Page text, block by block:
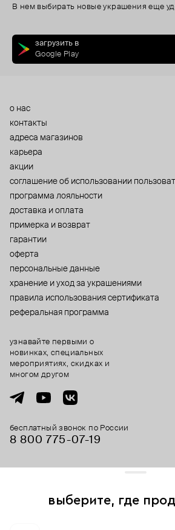
В нем выбирать новые украшения еще
загрузить в
Google Play
о нас
контакты
адреса магазинов
карьера
акции
cоглашение об использовании
программа лояльности
доставка и оплата
примерка и возврат
гарантии
оферта
персональные данные
хранение и уход за украшениями
правила использования сертификата
реферальная программа
бесплатный звонок по России
8 800 775⁠-07⁠-19
узнавайте первыми о
новинках, специальных
мероприятиях, скидках и
многом другом
выберите, где